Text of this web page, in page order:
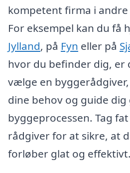
kompetent firma i andre
For eksempel kan du få
Jylland, på Fyn eller på
hvor du befinder dig, er
vælge en
dine behov og guide dig
byggeprocessen. Tag
rådgiver for at sikre, at
forløber glat og effektivt.